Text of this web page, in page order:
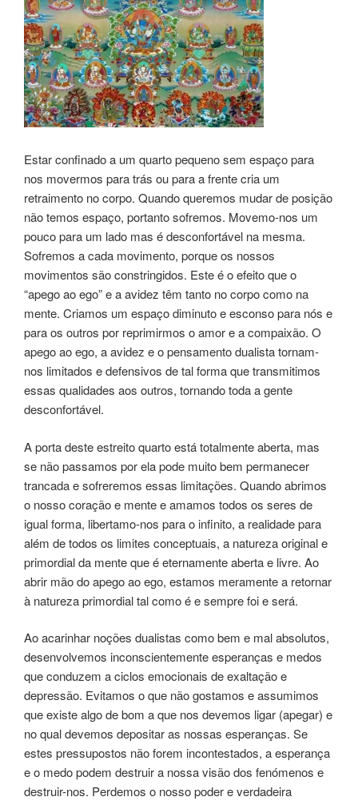
Estar confinado a um quarto pequeno sem espaço para
nos movermos para trás ou para a frente cria um
retraimento no corpo. Quando queremos mudar de posição
não temos espaço, portanto sofremos. Movemo-nos um
pouco para um lado mas é desconfortável na mesma.
Sofremos a cada movimento, porque os nossos
movimentos são constringidos. Este é o efeito que o
“apego ao ego” e a avidez têm tanto no corpo como na
mente. Criamos um espaço diminuto e esconso para nós e
para os outros por reprimirmos o amor e a compaixão. O
apego ao ego, a avidez e o pensamento dualista tornam-
nos limitados e defensivos de tal forma que transmitimos
essas qualidades aos outros, tornando toda a gente
desconfortável.
A porta deste estreito quarto está totalmente aberta, mas
se não passamos por ela pode muito bem permanecer
trancada e sofreremos essas limitações. Quando abrimos
o nosso coração e mente e amamos todos os seres de
igual forma, libertamo-nos para o infinito, a realidade para
além de todos os limites conceptuais, a natureza original e
primordial da mente que é eternamente aberta e livre. Ao
abrir mão do apego ao ego, estamos meramente a retornar
à natureza primordial tal como é e sempre foi e será.
Ao acarinhar noções dualistas como bem e mal absolutos,
desenvolvemos inconscientemente esperanças e medos
que conduzem a ciclos emocionais de exaltação e
depressão. Evitamos o que não gostamos e assumimos
que existe algo de bom a que nos devemos ligar (apegar) e
no qual devemos depositar as nossas esperanças. Se
estes pressupostos não forem incontestados, a esperança
e o medo podem destruir a nossa visão dos fenómenos e
destruir-nos. Perdemos o nosso poder e verdadeira